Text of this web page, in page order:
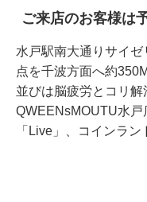
ご来店のお客様は
水戸駅南大通りサイ
点を千波方面へ約
並びは脳疲労とコリ
QWEENsMOUTU水
「Live」、コインラン